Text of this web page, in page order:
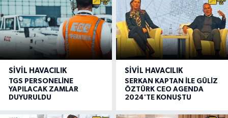
SIVIL HAVACILIK
TGS PERSONELİNE
YAPILACAK ZAMLAR
DUYURULDU
SIVIL HAVACILIK
SERKAN KAPTAN İLE GÜLİZ
ÖZTÜRK CEO AGENDA
2024'TE KONUŞTU